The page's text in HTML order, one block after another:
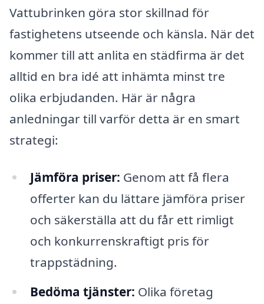
Vattubrinken göra stor skillnad för
fastighetens utseende och känsla. När det
kommer till att anlita en städfirma är det
alltid en bra idé att inhämta minst tre
olika erbjudanden. Här är några
anledningar till varför detta är en smart
strategi:
Jämföra priser: Genom att få flera
offerter kan du lättare jämföra priser
och säkerställa att du får ett rimligt
och konkurrenskraftigt pris för
trappstädning.
Bedöma tjänster: Olika företag